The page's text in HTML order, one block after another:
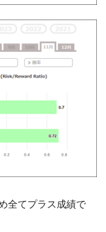
全てプラス成績で